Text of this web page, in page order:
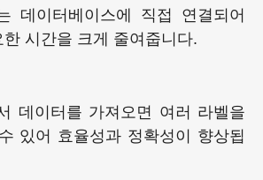
데이터베이스에 직접 연결되어
시간을 크게 줄여줍니다.
데이터를 가져오면 여러 라벨을
있어 효율성과 정확성이 향상됩